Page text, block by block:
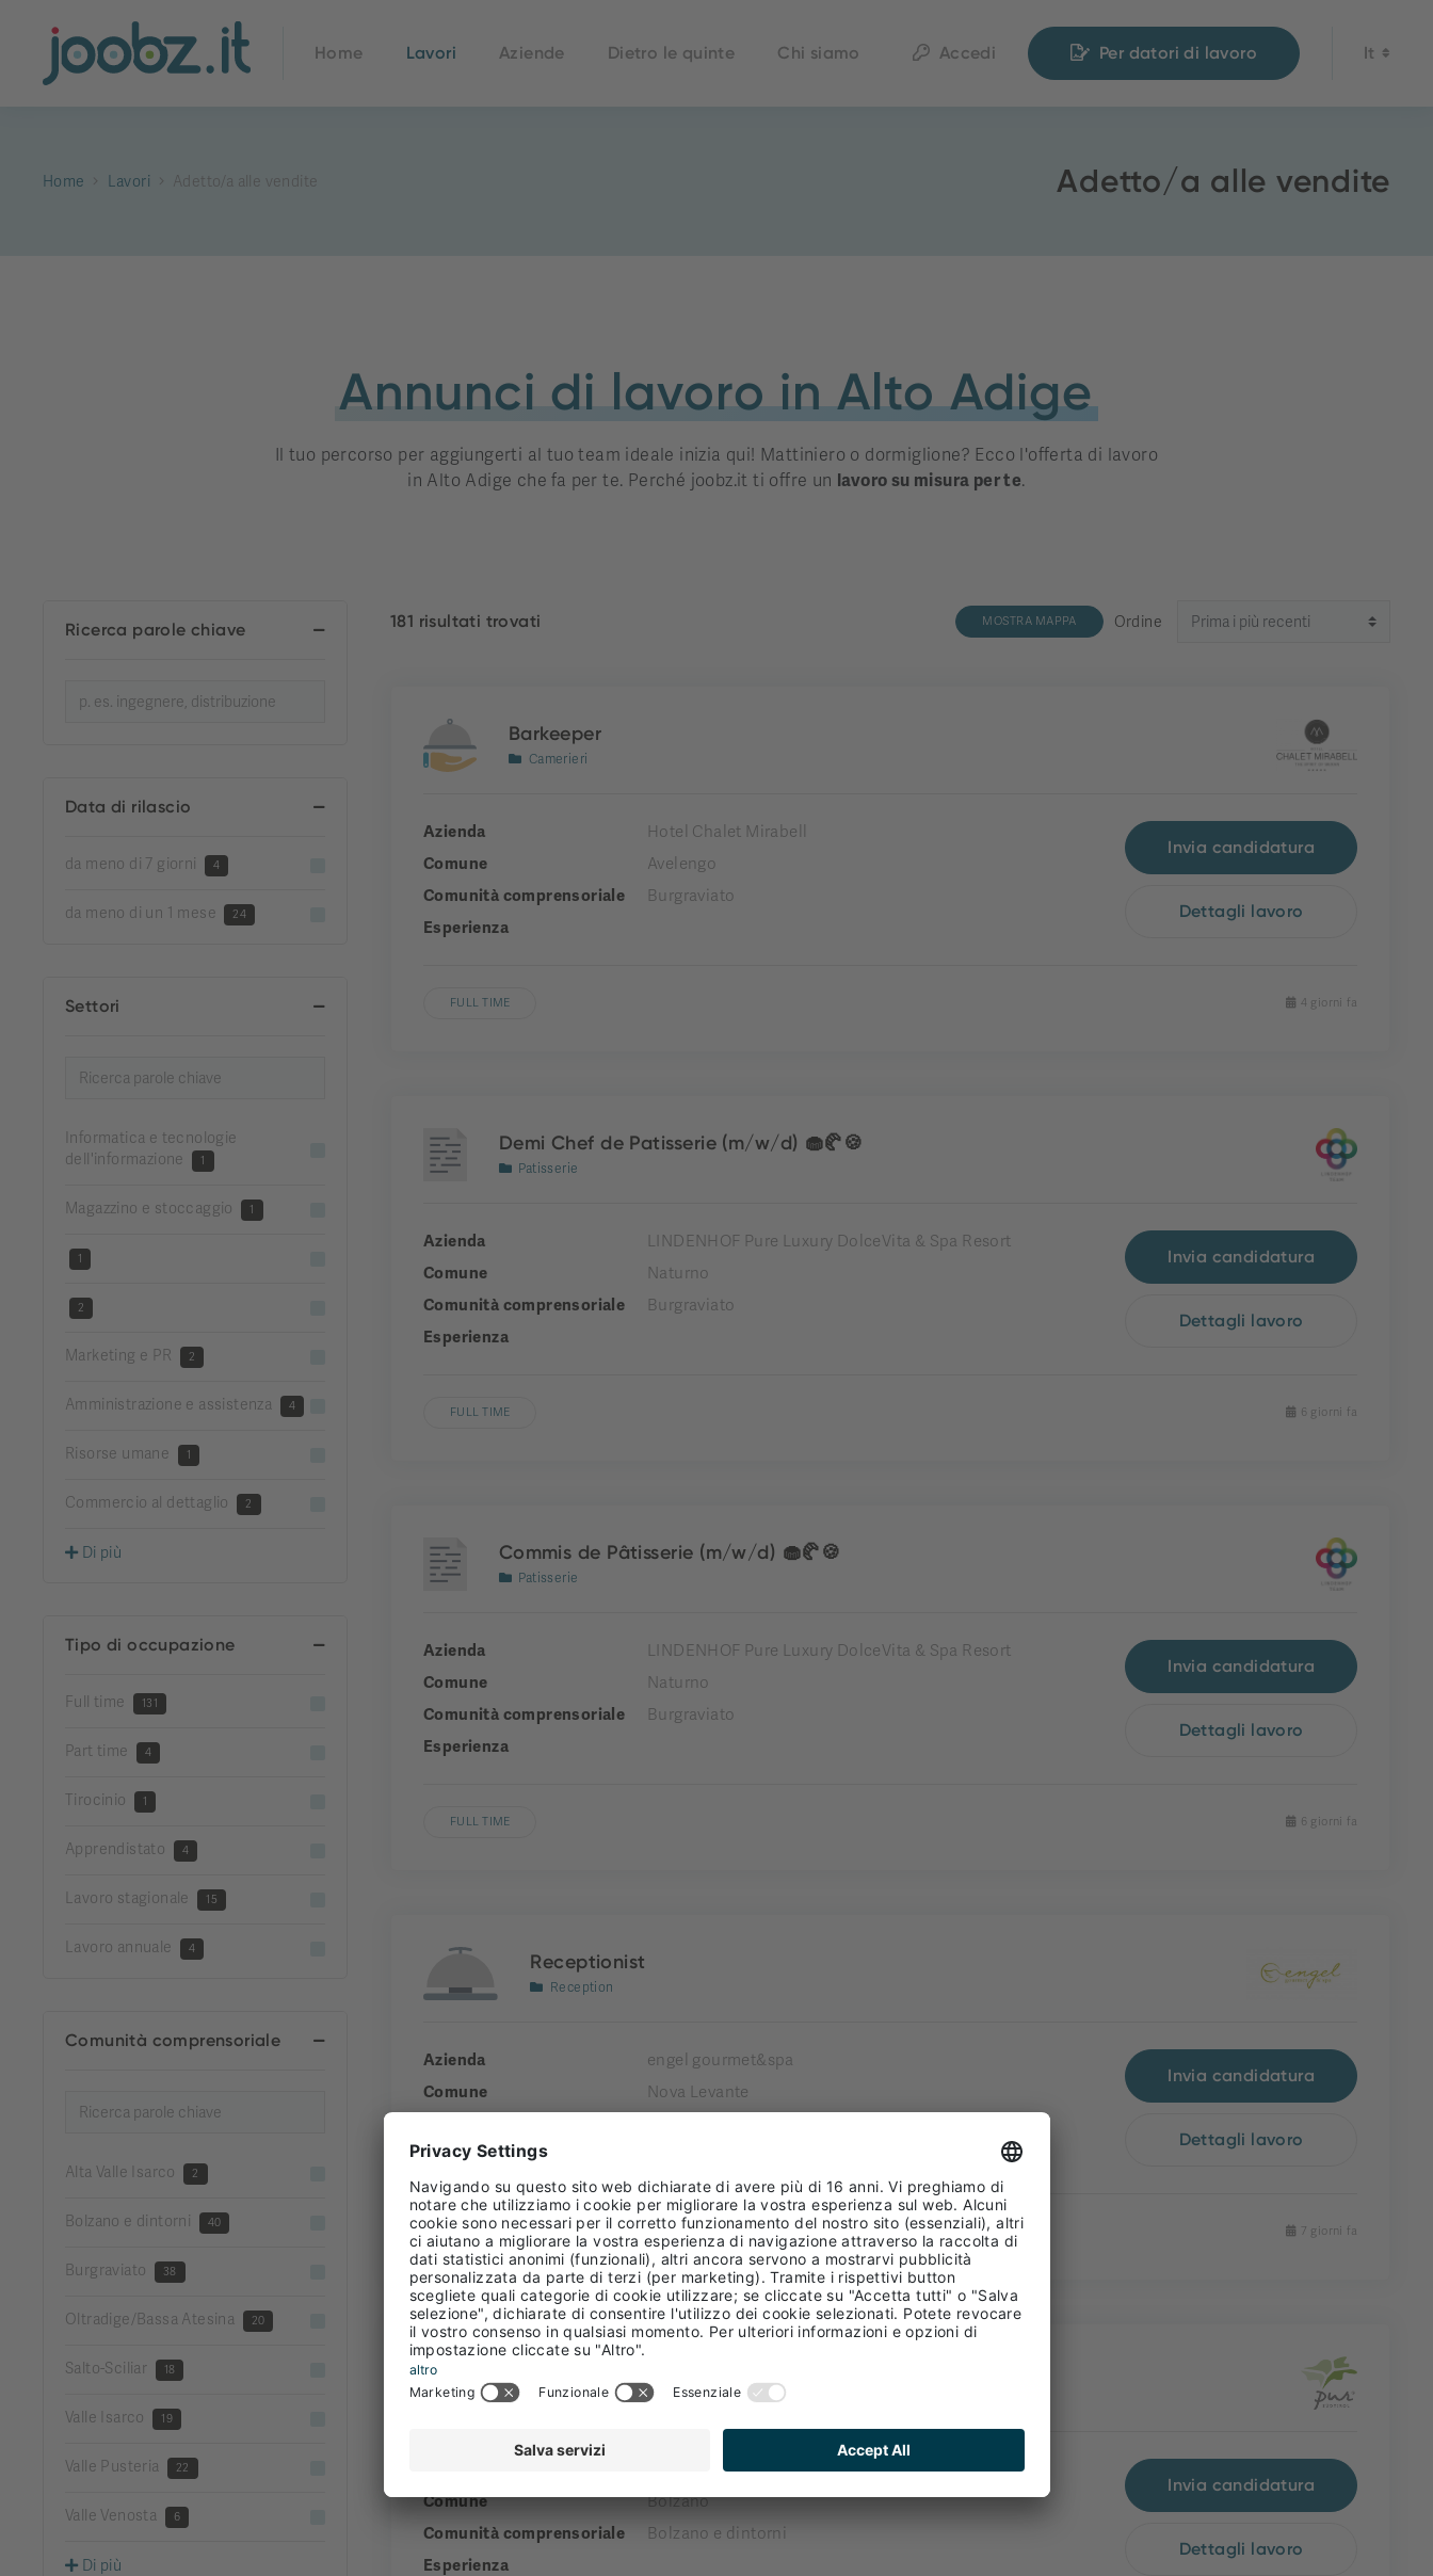
Home Lavori Aziende Dietro le quinte Chi siamo Accedi Per datori di lavoro It
Home Lavori Adetto/a alle vendite Adetto/a alle vendite
Annunci di lavoro in Alto Adige
Il tuo percorso per aggiungerti al tuo team ideale inizia qui! Mattiniero o dormiglione? Ecco l'offerta di lavoro
in Alto Adige che fa per te. Perché joobz.it ti offre un lavoro su misura per te.
Ricerca parole chiave
Data di rilascio
da meno di 7 giorni 4
da meno di un 1 mese 24
Settori
Informatica e tecnologie
dell'informazione
1
Magazzino e stoccaggio 1
1
2
Marketing e PR 2
Amministrazione e assistenza 4
Risorse umane 1
Commercio al dettaglio 2
Di più
Tipo di occupazione
Full time 131
Part time 4
Tirocinio 1
Apprendistato 4
Lavoro stagionale 15
Lavoro annuale 4
Comunità comprensoriale
Alta Valle Isarco 2
Bolzano e dintorni 40
Burgraviato 38
Oltradige/Bassa Atesina 20
Salto-Sciliar 18
Valle Isarco 19
Valle Pusteria 22
Valle Venosta 6
Di più
181 risultati trovati MOSTRA MAPPA Ordine
Barkeeper
Camerieri
Azienda
Hotel Chalet Mirabell
Comune
Avelengo
Comunità comprensoriale
Burgraviato
Esperienza
Invia candidatura
Dettagli lavoro
FULL TIME 4 giorni fa
Demi Chef de Patisserie (m/w/d) 🧁🥐🍪
Patisserie
Azienda
LINDENHOF Pure Luxury DolceVita & Spa Resort
Comune
Naturno
Comunità comprensoriale
Burgraviato
Esperienza
Invia candidatura
Dettagli lavoro
FULL TIME 6 giorni fa
Commis de Pâtisserie (m/w/d) 🧁🥐🍪
Patisserie
Azienda
LINDENHOF Pure Luxury DolceVita & Spa Resort
Comune
Naturno
Comunità comprensoriale
Burgraviato
Esperienza
Invia candidatura
Dettagli lavoro
FULL TIME 6 giorni fa
Receptionist
Reception
Azienda
engel gourmet&spa
Comune
Nova Levante
Esperienza
Invia candidatura
Dettagli lavoro
FULL TIME 7 giorni fa
Vendita e agente di commercio
Purnamh Società Benefit
Comune
Bolzano
Comunità comprensoriale
Bolzano e dintorni
Esperienza
Invia candidatura
Dettagli lavoro